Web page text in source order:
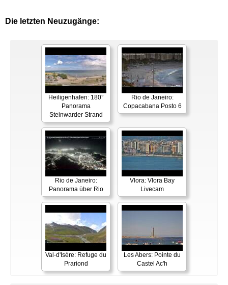
Die letzten Neuzugänge:
Heiligenhafen: 180°
Panorama
Steinwarder Strand
Rio de Janeiro:
Copacabana Posto 6
Rio de Janeiro:
Panorama über Rio
Vlora: Vlora Bay
Livecam
Val-d'Isère: Refuge du
Prariond
Les Abers: Pointe du
Castel Ac'h